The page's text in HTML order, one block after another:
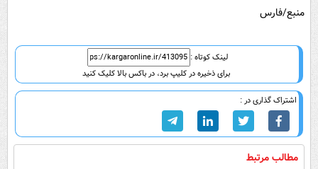
منبع/فارس
لینک کوتاه :
برای ذخیره در کلیپ برد، در باکس بالا کلیک کنید
اشتراک گذاری در :
مطالب مرتبط